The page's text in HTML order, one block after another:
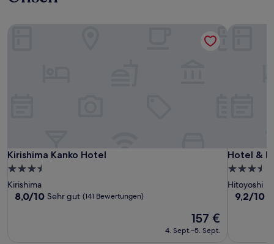
Kirishima Kanko Hotel
Kirishima Kanko Hotel
3.5-
Sterne-
Unterkunft
Kirishima
8.0
8,0/10 Sehr gut (141 Bewertungen)
Der
Preis
beträgt
157 €
4. Sept.–5. Sept.
Hotel &
Hotel &
3.5-
Sterne-
Hitoyoshi
9.2
9,2/10